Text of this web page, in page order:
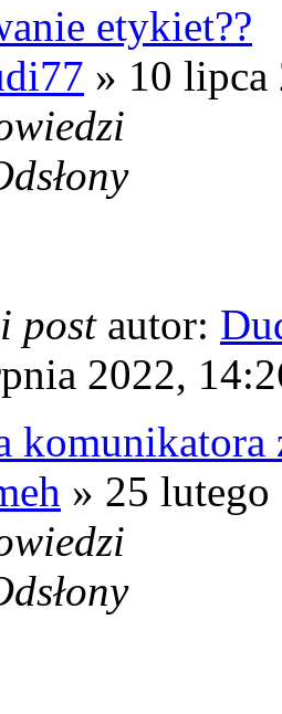
etykiet??
» 10 lipca
post autor:
2022,
komunikatora
» 25